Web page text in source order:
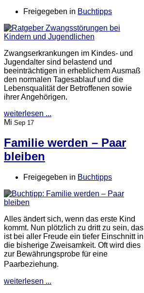
Freigegeben in Buchtipps
Zwangserkrankungen im Kindes- und
Jugendalter sind belastend und
beeinträchtigen in erheblichem Ausmaß
den normalen Tagesablauf und die
Lebensqualität der Betroffenen sowie
ihrer Angehörigen.
weiterlesen ...
Mi Sep 17
Familie werden – Paar
bleiben
Freigegeben in Buchtipps
Alles ändert sich, wenn das erste Kind
kommt. Nun plötzlich zu dritt zu sein, das
ist bei aller Freude ein tiefer Einschnitt in
die bisherige Zweisamkeit. Oft wird dies
zur Bewährungsprobe für eine
Paarbeziehung.
weiterlesen ...